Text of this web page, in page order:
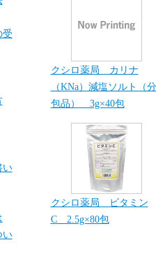
クシロ薬局 カリナ
（KNa）減塩ソルト（分
包品） 3g×40包
クシロ薬局 ビタミン
C 2.5g×80包